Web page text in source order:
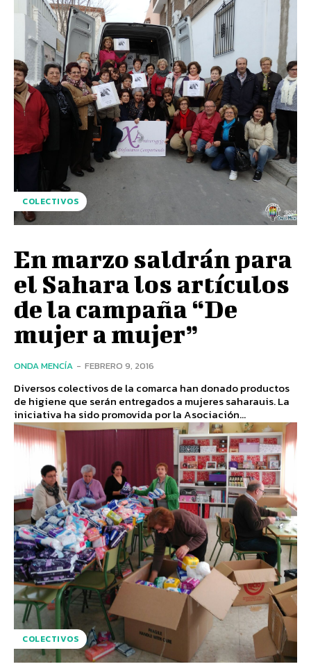
COLECTIVOS
En marzo saldrán para
el Sahara los artículos
de la campaña “De
mujer a mujer”
ONDA MENCÍA - FEBRERO 9, 2016
Diversos colectivos de la comarca han donado productos
de higiene que serán entregados a mujeres saharauis. La
iniciativa ha sido promovida por la Asociación...
COLECTIVOS